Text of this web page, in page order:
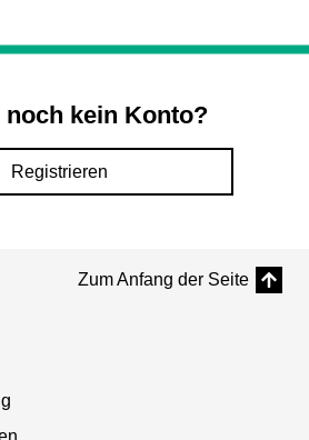
noch kein Konto?
Registrieren
Zum Anfang der Seite